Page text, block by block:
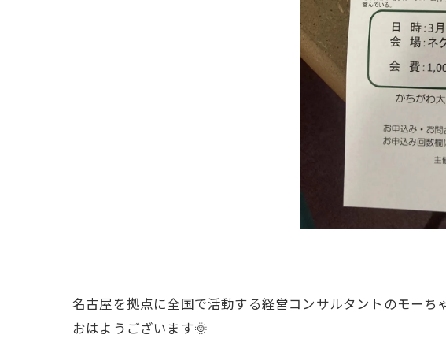
名古屋を拠点に全国で活動する経営コンサルタントのモーち
おはようございます🌞